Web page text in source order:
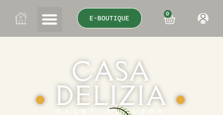
E-BOUTIQUE
0
CASA
● DELIZIA ●
SAINT-ÉMILION